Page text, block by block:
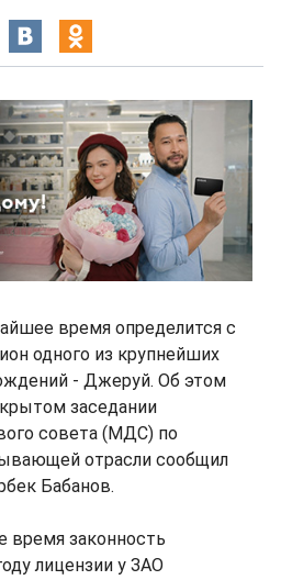
время определится с
одного из крупнейших
- Джеруй. Об этом
заседании
совета (МДС) по
отрасли сообщил
Бабанов.
время законность
лицензии у ЗАО